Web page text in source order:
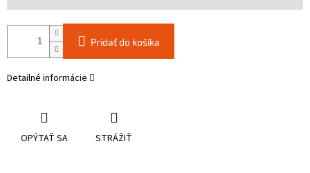
Pridať do košíka
Detailné informácie
OPÝTAŤ SA STRÁŽIŤ